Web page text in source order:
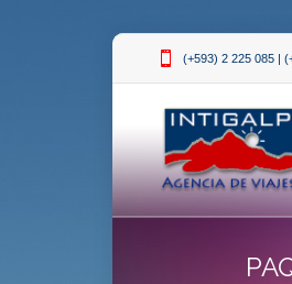
(+593) 2 225 085 |